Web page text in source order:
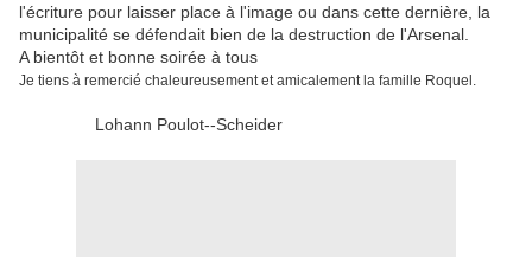
l'écriture pour laisser place à l'image ou dans cette dernière, la
municipalité se défendait bien de la destruction de l'Arsenal.
A bientôt et bonne soirée à tous
Je tiens à remercié chaleureusement et amicalement la famille Roquel.
Lohann Poulot--Scheider